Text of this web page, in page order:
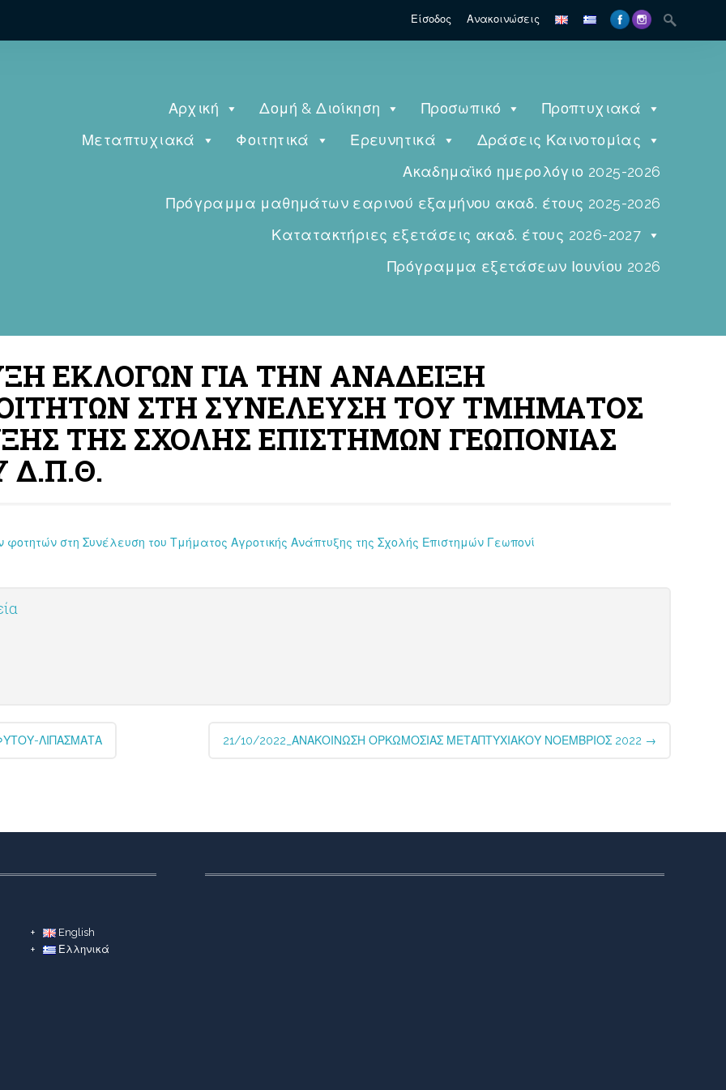
Είσοδος Ανακοινώσεις
Αρχική Δομή & Διοίκηση Προσωπικό
Προπτυχιακά
Μεταπτυχιακά
Φοιτητικά Ερευνητικά
Δράσεις Καινοτομίας
Ακαδημαϊκό ημερολόγιο 2025-2026
Πρόγραμμα μαθημάτων εαρινού εξαμήνου ακαδ. έτους 2025-2026
Κατατακτήριες εξετάσεις ακαδ. έτους 2026-2027
Πρόγραμμα εξετάσεων Ιουνίου 2026
ΕΚΛΟΓΩΝ ΓΙΑ ΤΗΝ ΑΝΑΔΕΙΞΗ
ΣΤΗ ΣΥΝΕΛΕΥΣΗ ΤΟΥ ΤΜΗΜΑΤΟΣ
ΤΗΣ ΣΧΟΛΗΣ ΕΠΙΣΤΗΜΩΝ ΓΕΩΠΟΝΙΑΣ
Δ.Π.Θ.
στη Συνέλευση του Τμήματος Αγροτικής Ανάπτυξης της Σχολής Επιστημών Γεωπονί
ΛΙΠΑΣΜΑΤΑ 21/10/2022_ΑΝΑΚΟΙΝΩΣΗ ΟΡΚΩΜΟΣΙΑΣ ΜΕΤΑΠΤΥΧΙΑΚΟΥ ΝΟΕΜΒΡΙΟΣ 2022 →
English
Ελληνικά